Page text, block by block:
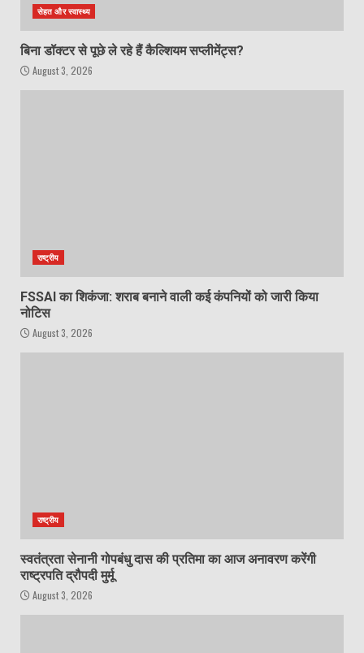
सेहत और स्वास्थ्य
बिना डॉक्टर से पूछे ले रहे हैं कैल्शियम सप्लीमेंट्स?
August 3, 2026
राष्ट्रीय
FSSAI का शिकंजा: शराब बनाने वाली कई कंपनियों को जारी किया
नोटिस
August 3, 2026
राष्ट्रीय
स्वतंत्रता सेनानी गोपबंधु दास की प्रतिमा का आज अनावरण करेंगी
राष्ट्रपति द्रौपदी मुर्मू
August 3, 2026